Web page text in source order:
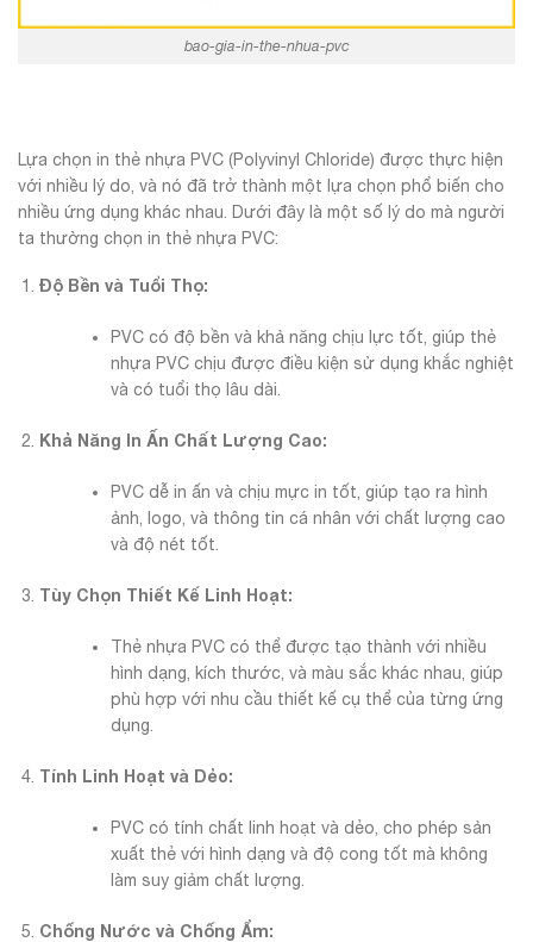
bao-gia-in-the-nhua-pvc
Lựa chọn in thẻ nhựa PVC (Polyvinyl Chloride) được thực hiện
với nhiều lý do, và nó đã trở thành một lựa chọn phổ biến cho
nhiều ứng dụng khác nhau. Dưới đây là một số lý do mà người
ta thường chọn in thẻ nhựa PVC:
Độ Bền và Tuổi Thọ:
PVC có độ bền và khả năng chịu lực tốt, giúp thẻ
nhựa PVC chịu được điều kiện sử dụng khắc nghiệt
và có tuổi thọ lâu dài.
Khả Năng In Ấn Chất Lượng Cao:
PVC dễ in ấn và chịu mực in tốt, giúp tạo ra hình
ảnh, logo, và thông tin cá nhân với chất lượng cao
và độ nét tốt.
Tùy Chọn Thiết Kế Linh Hoạt:
Thẻ nhựa PVC có thể được tạo thành với nhiều
hình dạng, kích thước, và màu sắc khác nhau, giúp
phù hợp với nhu cầu thiết kế cụ thể của từng ứng
dụng.
Tính Linh Hoạt và Dẻo:
PVC có tính chất linh hoạt và dẻo, cho phép sản
xuất thẻ với hình dạng và độ cong tốt mà không
làm suy giảm chất lượng.
Chống Nước và Chống Ẩm: